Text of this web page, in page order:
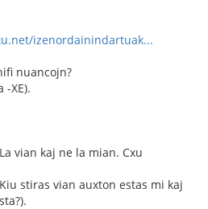
izenordainindartuak...
nuancojn?
-XE).
vian kaj ne la mian. Cxu
stiras vian auxton estas mi kaj